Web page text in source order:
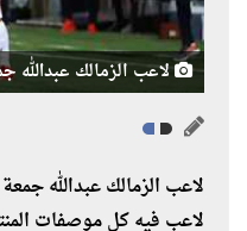
لاعب الزمالك عبدالله
لاعب الزمالك عبدالله
لاعب فيه كل موصفات